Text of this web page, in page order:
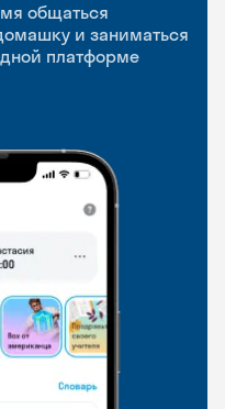
общаться
и заниматься
платформе
новые слова где
практики
преподавателями